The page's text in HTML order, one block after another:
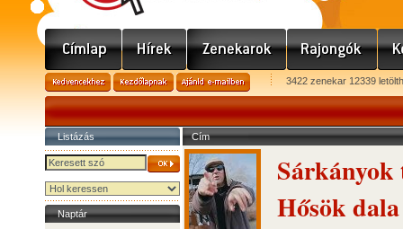
3422 zenekar 12339
Listázás
Naptár
Cím
Hősök dala